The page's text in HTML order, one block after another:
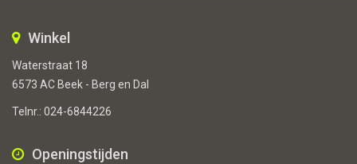
Winkel
Waterstraat 18
6573 AC Beek - Berg en Dal
Telnr.: 024-6844226
Openingstijden